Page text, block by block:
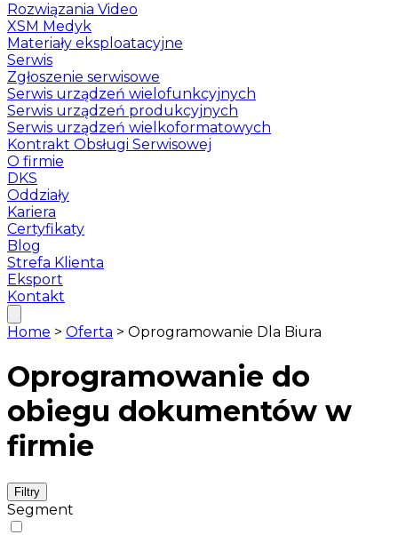
Rozwiązania Video
XSM Medyk
Materiały eksploatacyjne
Serwis
Zgłoszenie serwisowe
Serwis urządzeń wielofunkcyjnych
Serwis urządzeń produkcyjnych
Serwis urządzeń wielkoformatowych
Kontrakt Obsługi Serwisowej
O firmie
DKS
Oddziały
Kariera
Certyfikaty
Blog
Strefa Klienta
Eksport
Kontakt
Home > Oferta > Oprogramowanie Dla Biura
Oprogramowanie do
obiegu dokumentów w
firmie
Filtry
Segment